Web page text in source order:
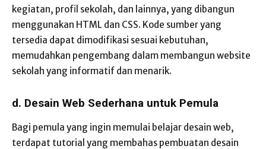
kegiatan, profil sekolah, dan lainnya, yang dibangun
menggunakan HTML dan CSS. Kode sumber yang
tersedia dapat dimodifikasi sesuai kebutuhan,
memudahkan pengembang dalam membangun website
sekolah yang informatif dan menarik.
d. Desain Web Sederhana untuk Pemula
Bagi pemula yang ingin memulai belajar desain web,
terdapat tutorial yang membahas pembuatan desain